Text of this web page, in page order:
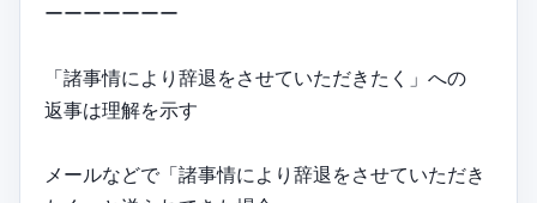
ーーーーーーー
「諸事情により辞退をさせていただきたく」への
返事は理解を示す
メールなどで「諸事情により辞退をさせていただき